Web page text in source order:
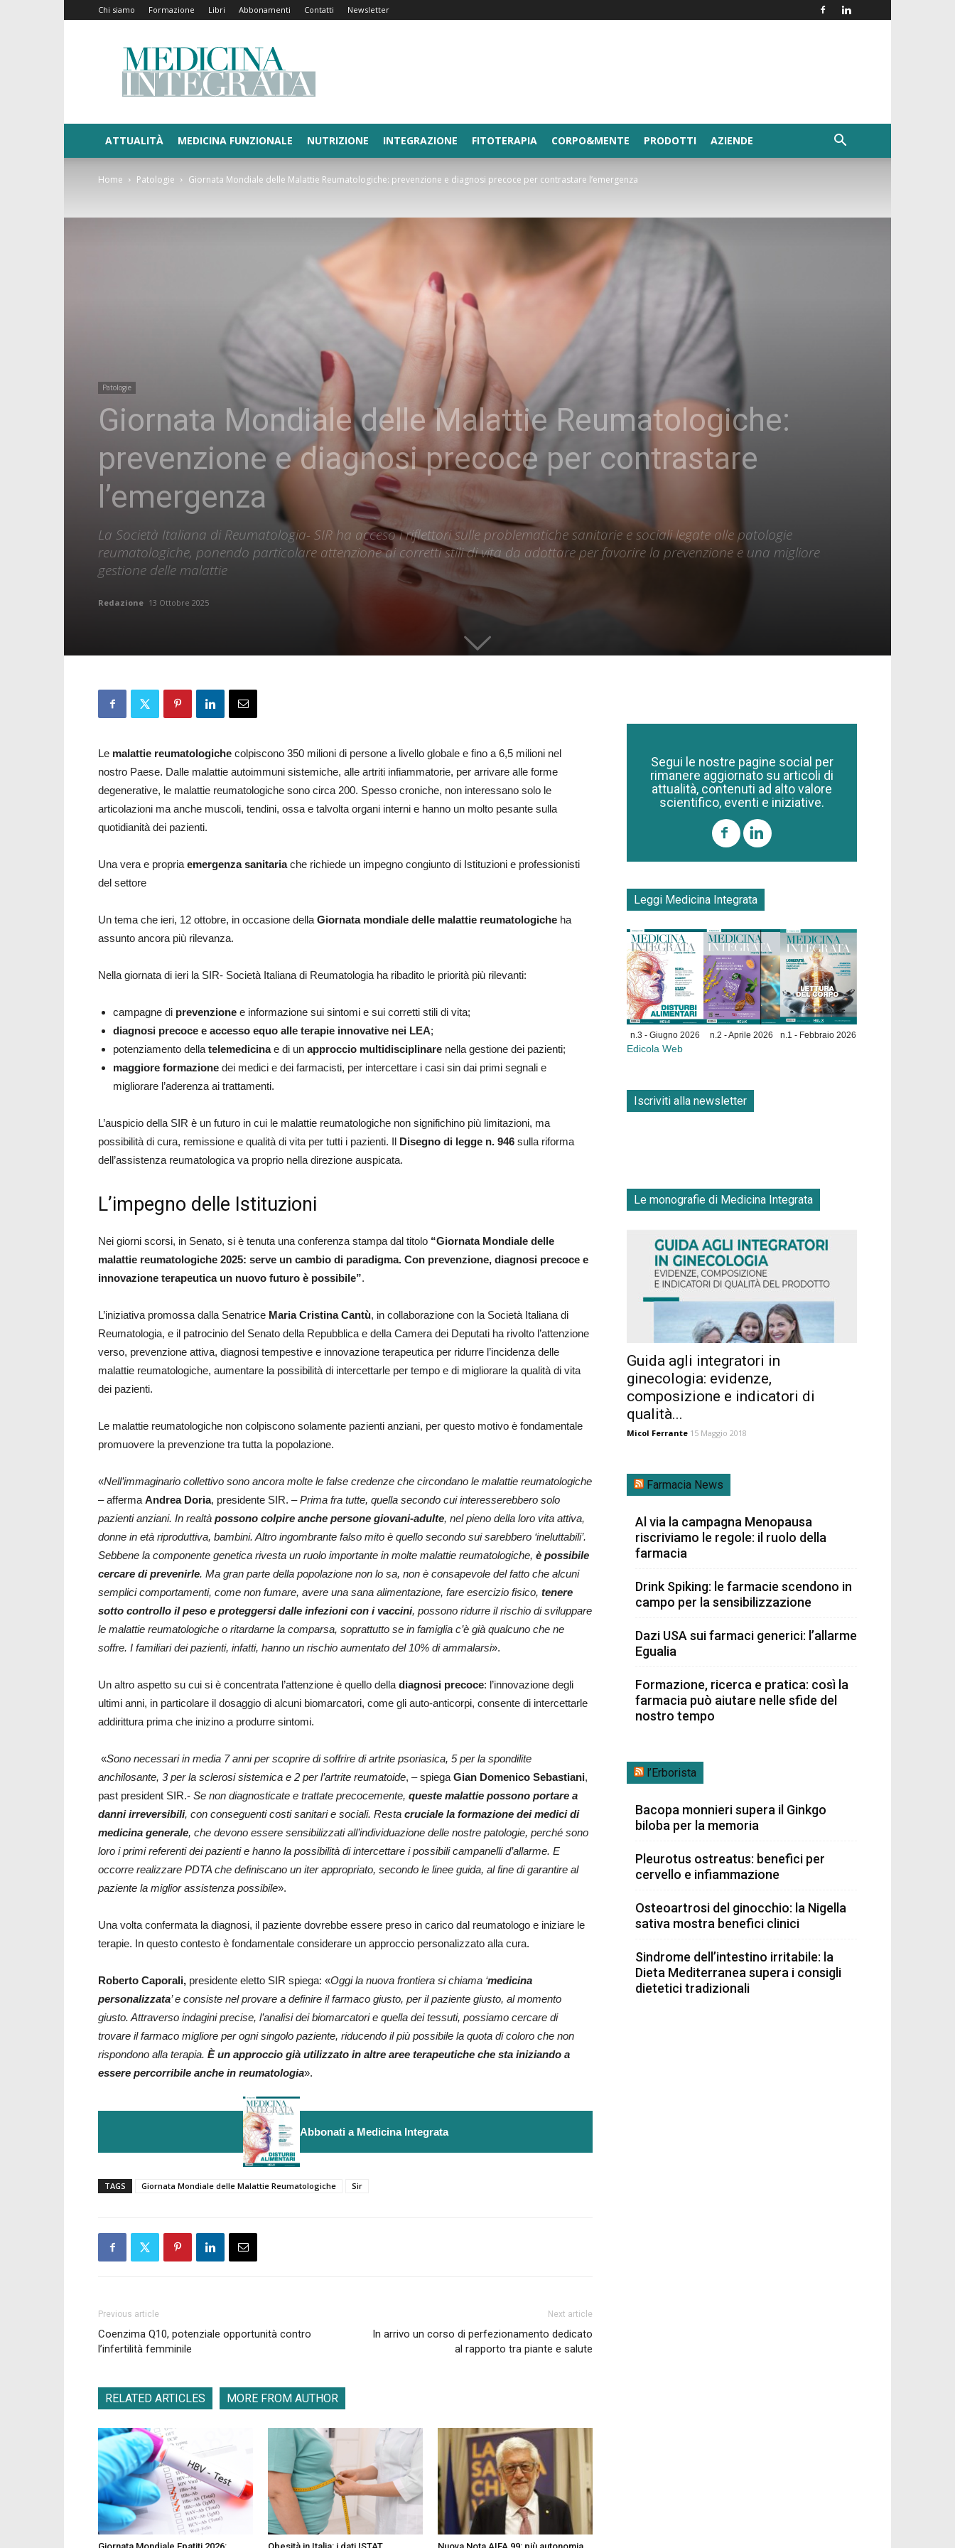
Chi siamo Formazione Libri Abbonamenti Contatti Newsletter
Medicina
Integrata
ATTUALITÀ MEDICINA FUNZIONALE NUTRIZIONE INTEGRAZIONE FITOTERAPIA CORPO&MENTE PRODOTTI AZIENDE
Home Patologie Giornata Mondiale delle Malattie Reumatologiche: prevenzione e diagnosi precoce per contrastare l’emergenza
Patologie
Giornata Mondiale delle Malattie Reumatologiche:
prevenzione e diagnosi precoce per contrastare
l’emergenza
La Società Italiana di Reumatologia- SIR ha acceso i riflettori sulle problematiche sanitarie e sociali legate alle patologie
reumatologiche, ponendo particolare attenzione ai corretti stili di vita da adottare per favorire la prevenzione e una migliore
gestione delle malattie
Redazione 13 Ottobre 2025
Le malattie reumatologiche colpiscono 350 milioni di persone a livello globale e fino a 6,5 milioni nel
nostro Paese. Dalle malattie autoimmuni sistemiche, alle artriti infiammatorie, per arrivare alle forme
degenerative, le malattie reumatologiche sono circa 200. Spesso croniche, non interessano solo le
articolazioni ma anche muscoli, tendini, ossa e talvolta organi interni e hanno un molto pesante sulla
quotidianità dei pazienti.
Una vera e propria emergenza sanitariache richiede un impegno congiunto di Istituzioni e professionisti
del settore
Un tema che ieri, 12 ottobre, in occasione della Giornata mondiale delle malattie reumatologiche ha
assunto ancora più rilevanza.
Nella giornata di ieri la SIR- Società Italiana di Reumatologia ha ribadito le priorità più rilevanti:
campagne di prevenzione e informazione sui sintomi e sui corretti stili di vita;
diagnosi precoce e accesso equo alle terapie innovative nei LEA;
potenziamento della telemedicinae di un approccio multidisciplinare nella gestione dei pazienti;
maggiore formazione dei medici e dei farmacisti, per intercettare i casi sin dai primi segnali e
migliorare l’aderenza ai trattamenti.
L’auspicio della SIR è un futuro in cui le malattie reumatologiche non significhino più limitazioni, ma
possibilità di cura, remissione e qualità di vita per tutti i pazienti. Il Disegno di legge n. 946 sulla riforma
dell’assistenza reumatologica va proprio nella direzione auspicata.
L’impegno delle Istituzioni
Nei giorni scorsi, in Senato, si è tenuta una conferenza stampa dal titolo “Giornata Mondiale delle
malattie reumatologiche 2025: serve un cambio di paradigma. Con prevenzione, diagnosi precoce e
innovazione terapeutica un nuovo futuro è possibile”.
L’iniziativa promossa dalla Senatrice Maria Cristina Cantù, in collaborazione con la Società Italiana di
Reumatologia, e il patrocinio del Senato della Repubblica e della Camera dei Deputati ha rivolto l’attenzione
verso, prevenzione attiva, diagnosi tempestive e innovazione terapeutica per ridurre l’incidenza delle
malattie reumatologiche, aumentare la possibilità di intercettarle per tempo e di migliorare la qualità di vita
dei pazienti.
Le malattie reumatologiche non colpiscono solamente pazienti anziani, per questo motivo è fondamentale
promuovere la prevenzione tra tutta la popolazione.
«Nell’immaginario collettivo sono ancora molte le false credenze che circondano le malattie reumatologiche
– afferma Andrea Doria, presidente SIR. –Prima fra tutte, quella secondo cui interesserebbero solo
pazienti anziani. In realtà possono colpire anche persone giovani-adulte, nel pieno della loro vita attiva,
donne in età riproduttiva, bambini. Altro ingombrante falso mito è quello secondo sui sarebbero ‘ineluttabili’.
Sebbene la componente genetica rivesta un ruolo importante in molte malattie reumatologiche, è possibile
cercare di prevenirle. Ma gran parte della popolazione non lo sa, non è consapevole del fatto che alcuni
semplici comportamenti, come non fumare, avere una sana alimentazione, fare esercizio fisico, tenere
sotto controllo il peso e proteggersi dalle infezioni con i vaccini, possono ridurre il rischio di sviluppare
le malattie reumatologiche o ritardarne la comparsa, soprattutto se in famiglia c’è già qualcuno che ne
soffre. I familiari dei pazienti, infatti, hanno un rischio aumentato del 10% di ammalarsi».
Un altro aspetto su cui si è concentrata l’attenzione è quello della diagnosi precoce: l’innovazione degli
ultimi anni, in particolare il dosaggio di alcuni biomarcatori, come gli auto-anticorpi, consente di intercettarle
addirittura prima che inizino a produrre sintomi.
«Sono necessari in media 7 anni per scoprire di soffrire di artrite psoriasica, 5 per la spondilite
anchilosante, 3 per la sclerosi sistemica e 2 per l’artrite reumatoide, – spiega Gian Domenico Sebastiani,
past president SIR.- Se non diagnosticate e trattate precocemente, queste malattie possono portare a
danni irreversibili, con conseguenti costi sanitari e sociali. Resta cruciale la formazione dei medici di
medicina generale, che devono essere sensibilizzati all’individuazione delle nostre patologie, perché sono
loro i primi referenti dei pazienti e hanno la possibilità di intercettare i possibili campanelli d’allarme. E
occorre realizzare PDTA che definiscano un iter appropriato, secondo le linee guida, al fine di garantire al
paziente la miglior assistenza possibile».
Una volta confermata la diagnosi, il paziente dovrebbe essere preso in carico dal reumatologo e iniziare le
terapie. In questo contesto è fondamentale considerare un approccio personalizzato alla cura.
Roberto Caporali, presidente eletto SIR spiega: «Oggi la nuova frontiera si chiama ‘medicina
personalizzata’ e consiste nel provare a definire il farmaco giusto, per il paziente giusto, al momento
giusto. Attraverso indagini precise, l’analisi dei biomarcatori e quella dei tessuti, possiamo cercare di
trovare il farmaco migliore per ogni singolo paziente, riducendo il più possibile la quota di coloro che non
rispondono alla terapia. È un approccio già utilizzato in altre aree terapeutiche che sta iniziando a
essere percorribile anche in reumatologia».
Abbonati a Medicina Integrata
TAGS Giornata Mondiale delle Malattie Reumatologiche Sir
Previous article
Coenzima Q10, potenziale opportunità contro
l’infertilità femminile
Next article
In arrivo un corso di perfezionamento dedicato
al rapporto tra piante e salute
RELATED ARTICLES MORE FROM AUTHOR
Segui le nostre pagine social per
rimanere aggiornato su articoli di
attualità, contenuti ad alto valore
scientifico, eventi e iniziative.
Leggi Medicina Integrata
n.3 - Giugno 2026 n.2 - Aprile 2026 n.1 - Febbraio 2026
Edicola Web
Iscriviti alla newsletter
Le monografie di Medicina Integrata
Guida agli integratori in
ginecologia: evidenze,
composizione e indicatori di
qualità...
Micol Ferrante 15 Maggio 2018
Farmacia News
Al via la campagna Menopausa
riscriviamo le regole: il ruolo della
farmacia
Drink Spiking: le farmacie scendono in
campo per la sensibilizzazione
Dazi USA sui farmaci generici: l’allarme
Egualia
Formazione, ricerca e pratica: così la
farmacia può aiutare nelle sfide del
nostro tempo
l’Erborista
Bacopa monnieri supera il Ginkgo
biloba per la memoria
Pleurotus ostreatus: benefici per
cervello e infiammazione
Osteoartrosi del ginocchio: la Nigella
sativa mostra benefici clinici
Sindrome dell’intestino irritabile: la
Dieta Mediterranea supera i consigli
dietetici tradizionali